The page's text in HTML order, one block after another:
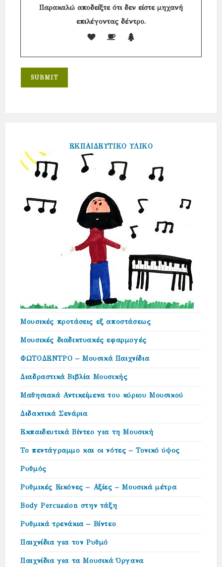
Παρακαλώ αποδείξτε ότι δεν είστε μηχανή
επιλέγοντας δέντρο.
ΕΚΠΑΙΔΕΥΤΙΚΟ ΥΛΙΚΟ
Μουσικές προτάσεις εξ αποστάσεως
Μουσικές διαδικτυακές εφαρμογές
ΦΩΤΟΔΕΝΤΡΟ – Μουσικά Παιχνίδια
Διαδραστικά Βιβλία Μουσικής
Μαθησιακά Αντικείμενα του κύριου Μουσικού
Διδακτικά Σενάρια
Εκπαιδευτικά Βίντεο για τη Μουσική
Το πεντάγραμμο και οι νότες – Τονικό ύψος
Ρυθμός
Ρυθμικές Εικόνες – Αξίες – Μουσικά μέτρα
Body Percussion στην τάξη
Ρυθμικά τρενάκια – Βίντεο
Παιχνίδια για τον Ρυθμό
Παιχνίδια για τα Μουσικά Όργανα